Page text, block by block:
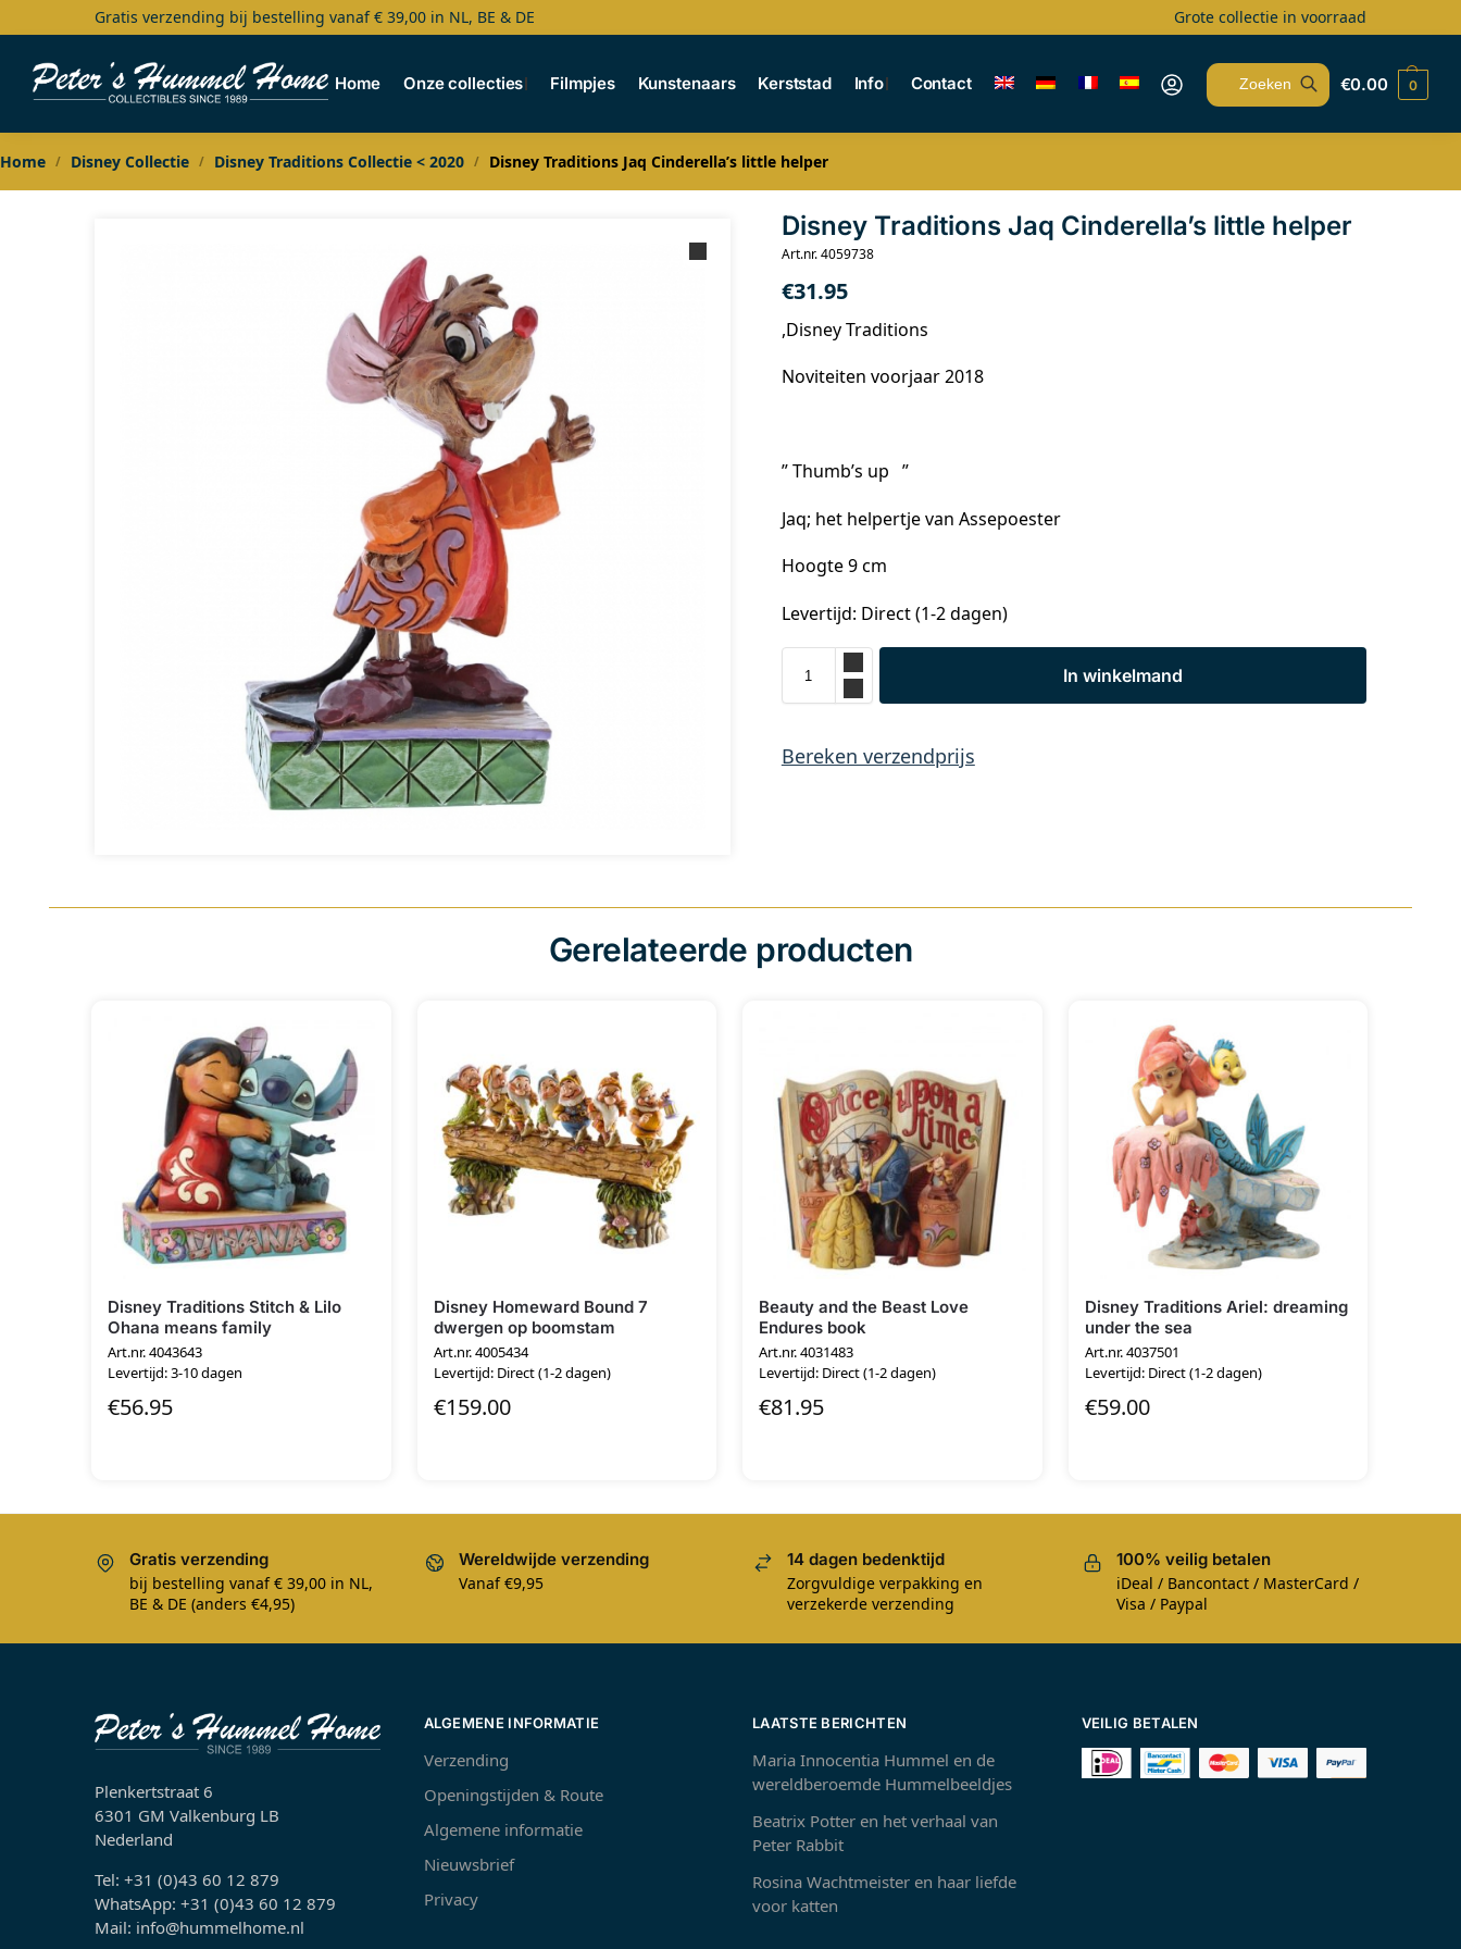
Gratis verzending bij bestelling vanaf € 39,00 in NL, BE & DE Grote collectie in voorraad
Home Onze collecties Filmpjes Kunstenaars Kerststad Info Contact
Search
€0.00 0
Home / Disney Collectie / Disney Traditions Collectie < 2020 / Disney Traditions Jaq Cinderella’s little helper
Disney Traditions Jaq Cinderella’s little helper
Art.nr. 4059738
€31.95
,Disney Traditions
Noviteiten voorjaar 2018
” Thumb’s up ”
Jaq; het helpertje van Assepoester
Hoogte 9 cm
Levertijd: Direct (1-2 dagen)
In winkelmand
Bereken verzendprijs
Gerelateerde producten
Disney Traditions Stitch & Lilo
Ohana means family
Art.nr. 4043643
Levertijd: 3-10 dagen
€56.95
Disney Homeward Bound 7
dwergen op boomstam
Art.nr. 4005434
Levertijd: Direct (1-2 dagen)
€159.00
Beauty and the Beast Love
Endures book
Art.nr. 4031483
Levertijd: Direct (1-2 dagen)
€81.95
Disney Traditions Ariel: dreaming
under the sea
Art.nr. 4037501
Levertijd: Direct (1-2 dagen)
€59.00
Gratis verzending
bij bestelling vanaf € 39,00 in NL,
BE & DE (anders €4,95)
Wereldwijde verzending
Vanaf €9,95
14 dagen bedenktijd
Zorgvuldige verpakking en
verzekerde verzending
100% veilig betalen
iDeal / Bancontact / MasterCard /
Visa / Paypal
Plenkertstraat 6
6301 GM Valkenburg LB
Nederland
Tel: +31 (0)43 60 12 879
WhatsApp: +31 (0)43 60 12 879
Mail: info@hummelhome.nl
ALGEMENE INFORMATIE
Verzending
Openingstijden & Route
Algemene informatie
Nieuwsbrief
Privacy
LAATSTE BERICHTEN
Maria Innocentia Hummel en de
wereldberoemde Hummelbeeldjes
Beatrix Potter en het verhaal van
Peter Rabbit
Rosina Wachtmeister en haar liefde
voor katten
VEILIG BETALEN